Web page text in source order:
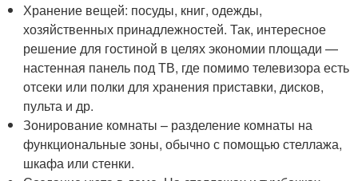
Хранение вещей: посуды, книг, одежды,
хозяйственных принадлежностей. Так, интересное
решение для гостиной в целях экономии площади —
настенная панель под ТВ, где помимо телевизора есть
отсеки или полки для хранения приставки, дисков,
пульта и др.
Зонирование комнаты – разделение комнаты на
функциональные зоны, обычно с помощью стеллажа,
шкафа или стенки.